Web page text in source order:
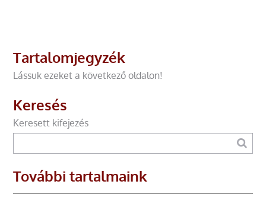
Tartalomjegyzék
Lássuk ezeket a következő oldalon!
Keresés
Keresett kifejezés
További tartalmaink